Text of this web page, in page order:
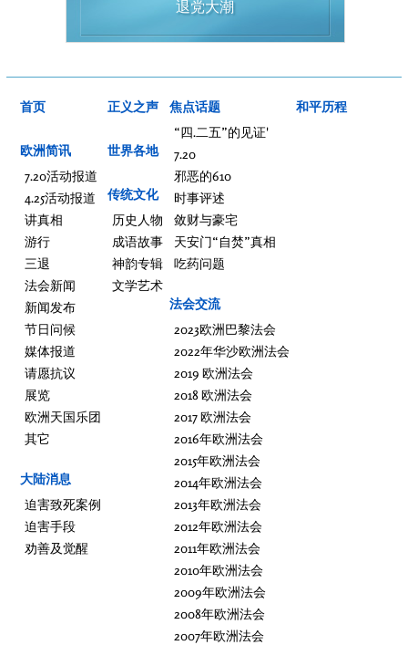
退党大潮
首页
欧洲简讯
7.20活动报道
4.25活动报道
讲真相
游行
三退
法会新闻
新闻发布
节日问候
媒体报道
请愿抗议
展览
欧洲天国乐团
其它
大陆消息
迫害致死案例
迫害手段
劝善及觉醒
正义之声
世界各地
传统文化
历史人物
成语故事
神韵专辑
文学艺术
焦点话题
“四.二五”的见证'
7.20
邪恶的610
时事评述
敛财与豪宅
天安门“自焚”真相
吃药问题
法会交流
2023欧洲巴黎法会
2022年华沙欧洲法会
2019 欧洲法会
2018 欧洲法会
2017 欧洲法会
2016年欧洲法会
2015年欧洲法会
2014年欧洲法会
2013年欧洲法会
2012年欧洲法会
2011年欧洲法会
2010年欧洲法会
2009年欧洲法会
2008年欧洲法会
2007年欧洲法会
和平历程